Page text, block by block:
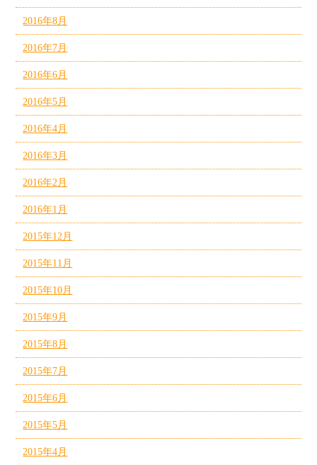
2016年8月
2016年7月
2016年6月
2016年5月
2016年4月
2016年3月
2016年2月
2016年1月
2015年12月
2015年11月
2015年10月
2015年9月
2015年8月
2015年7月
2015年6月
2015年5月
2015年4月